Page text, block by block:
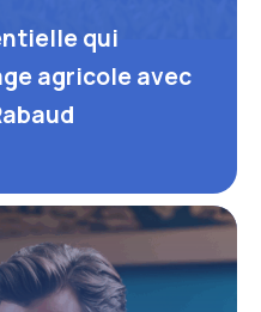
qui
agricole avec